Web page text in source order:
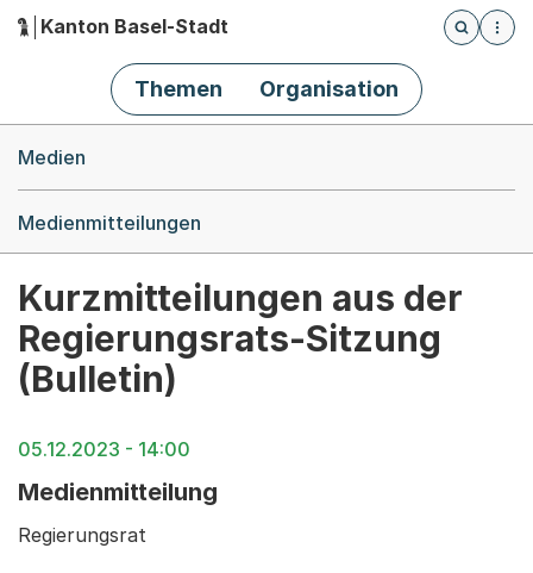
Hauptnavigation
Kanton Basel-Stadt
Öffnet
Themen Organisation
Medien
Medienmitteilungen
Kurzmitteilungen aus der
Regierungsrats-Sitzung
(Bulletin)
05.12.2023 - 14:00
Medienmitteilung
Regierungsrat